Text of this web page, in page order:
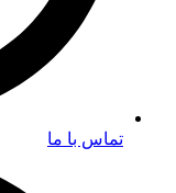
تماس با ما